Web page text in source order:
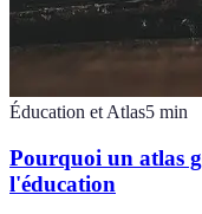
Éducation et Atlas5 min
Pourquoi un atlas
l'éducation